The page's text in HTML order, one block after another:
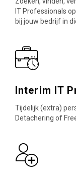
IT Professionals
bij jouw bedrijf in
Interim IT
Tijdelijk (extra)
Detachering of